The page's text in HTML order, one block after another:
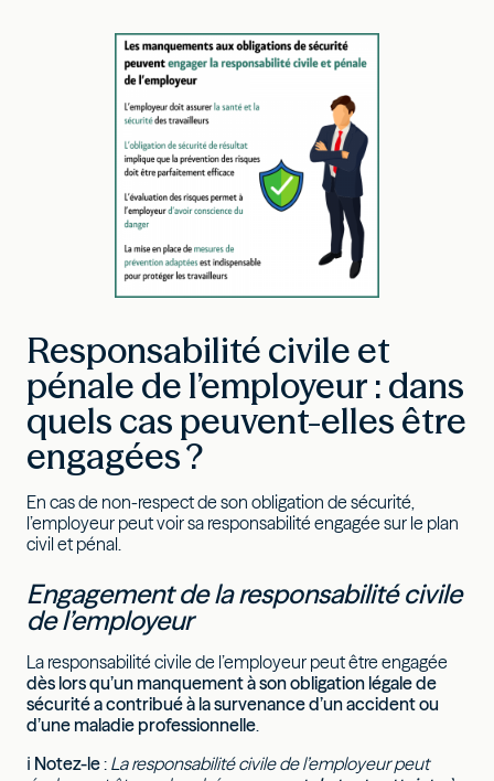
Responsabilité civile et
pénale de l’employeur : dans
quels cas peuvent-elles être
engagées ?
En cas de non-respect de son obligation de sécurité,
l’employeur peut voir sa responsabilité engagée sur le plan
civil et pénal.
Engagement de la responsabilité civile
de l’employeur
La responsabilité civile de l’employeur peut être engagée
dès lors qu’un manquement à son obligation légale de
sécurité a contribué à la survenance d’un accident ou
d’une maladie professionnelle.
ℹ Notez-le: La responsabilité civile de l’employeur peut